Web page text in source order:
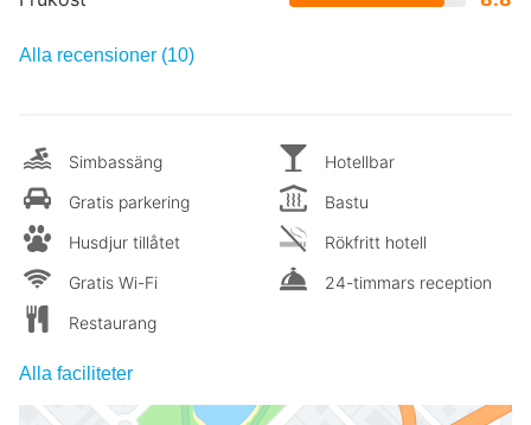
Alla recensioner (10)
Simbassäng
Gratis parkering
Husdjur tillåtet
Gratis Wi-Fi
Restaurang
Hotellbar
Bastu
Rökfritt hotell
24-timmars reception
Alla faciliteter